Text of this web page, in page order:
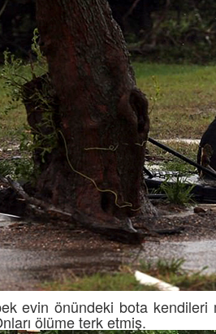
evin önündeki bota kendileri
ölüme terk etmiş.